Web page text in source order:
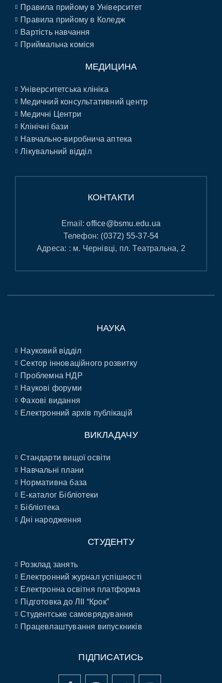
Правила прийому в Університет
Правила прийому в Коледж
Вартість навчання
Приймальна коміся
МЕДИЦИНА
Університетська клініка
Медичний консультативний центр
Медичні Центри
Клінічні бази
Навчально-виробнича аптека
Лікувальний відділ
КОНТАКТИ
Email:office@bsmu.edu.ua
Телефон: (0372) 55-37-54
Адреса: : м. Чернівці, пл. Театральна, 2
НАУКА
Науковий відділ
Сектор інноваційного розвитку
Проблемна НДР
Наукові форуми
Фахові видання
Електронний архів публікацій
ВИКЛАДАЧУ
Стандарти вищої освіти
Навчальні плани
Нормативна база
E-каталог Бібліотеки
Бібліотека
Дні народження
СТУДЕНТУ
Розклад занять
Електронний журнал успішності
Електронна освітня платформа
Підготовка до ЛІІ “Крок”
Студентське самоврядування
Працевлаштування випускників
ПІДПИСАТИСЬ